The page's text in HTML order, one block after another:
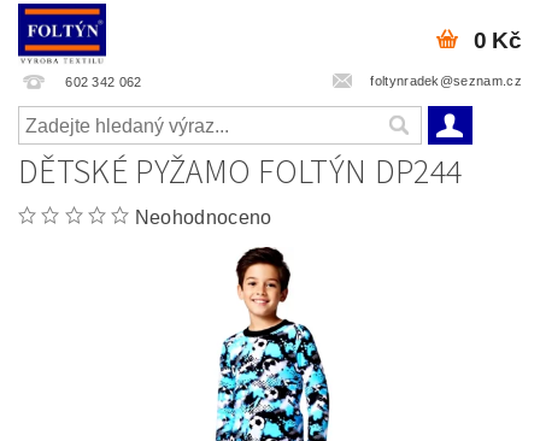
602 342 062 foltynradek@seznam.cz
0 Kč
DĚTSKÉ PYŽAMO FOLTÝN DP244
Neohodnoceno